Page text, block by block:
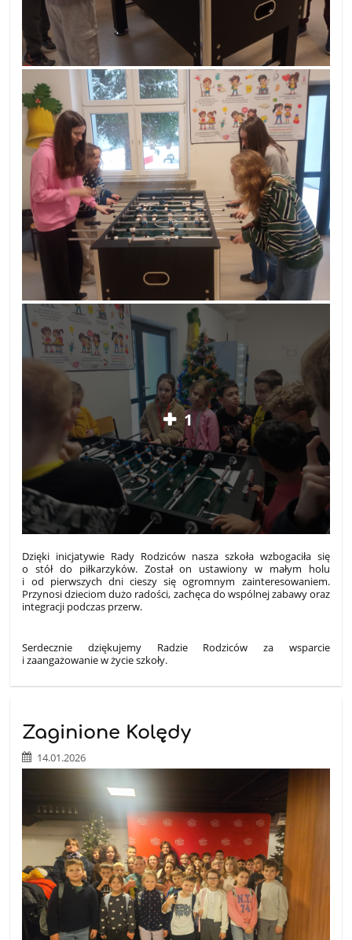
1
Dzięki inicjatywie Rady Rodziców nasza szkoła wzbogaciła się
o stół do piłkarzyków. Został on ustawiony w małym holu
i od pierwszych dni cieszy się ogromnym zainteresowaniem.
Przynosi dzieciom dużo radości, zachęca do wspólnej zabawy oraz
integracji podczas przerw.
Serdecznie dziękujemy Radzie Rodziców za wsparcie
i zaangażowanie w życie szkoły.
Zaginione Kolędy
14.01.2026